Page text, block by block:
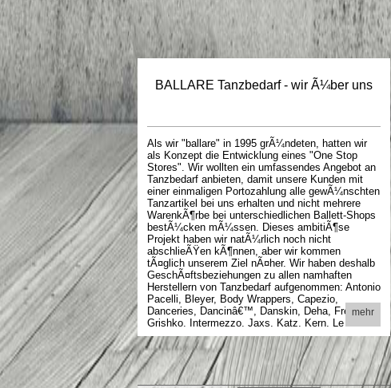
BALLARE Tanzbedarf - wir Ã¼ber uns
Als wir "ballare" in 1995 grÃ¼ndeten, hatten wir
als Konzept die Entwicklung eines "One Stop
Stores". Wir wollten ein umfassendes Angebot an
Tanzbedarf anbieten, damit unsere Kunden mit
einer einmaligen Portozahlung alle gewÃ¼nschten
Tanzartikel bei uns erhalten und nicht mehrere
WarenkÃ¶rbe bei unterschiedlichen Ballett-Shops
bestÃ¼cken mÃ¼ssen. Dieses ambitiÃ¶se
Projekt haben wir natÃ¼rlich noch nicht
abschlieÃŸen kÃ¶nnen, aber wir kommen
tÃ¤glich unserem Ziel nÃ¤her. Wir haben deshalb
GeschÃ¤ftsbeziehungen zu allen namhaften
Herstellern von Tanzbedarf aufgenommen: Antonio
Pacelli, Bleyer, Body Wrappers, Capezio,
Danceries, Dancinâ€™, Danskin, Deha, Freed,
Grishko, Intermezzo, Jaxs, Katz, Kern, Le
Papillon, Merlet, Roch Valley, Rumpf, So Danca,
Temps Danse, Vicard und Wear Moi. Auch
kleinere und weniger bekannte Anbieter von
Tanzartikeln, wie zum Beispiel Arabesque by
Claire oder Dansco, haben einen geschÃ¤tzten
mehr